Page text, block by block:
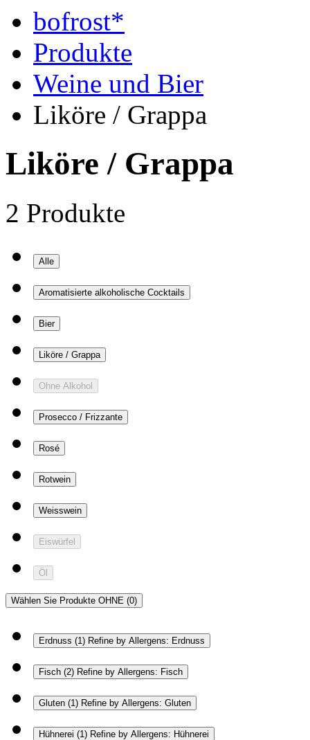
bofrost*
Produkte
Weine und Bier
Liköre / Grappa
Liköre / Grappa
2 Produkte
Alle
Aromatisierte alkoholische Cocktails
Bier
Liköre / Grappa
Ohne Alkohol
Prosecco / Frizzante
Rosé
Rotwein
Weisswein
Eiswürfel
Öl
Wählen Sie Produkte OHNE (0)
Erdnuss (1) Refine by Allergens: Erdnuss
Fisch (2) Refine by Allergens: Fisch
Gluten (1) Refine by Allergens: Gluten
Hühnerei (1) Refine by Allergens: Hühnerei